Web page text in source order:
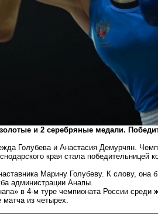
и 2 серебряные медали.
Голубева и Анастасия Демурчян.
края стала победительницей
Марину Голубеву. К слову, она
администрации Анапы.
в 4-м туре чемпионата России среди
из четырех.